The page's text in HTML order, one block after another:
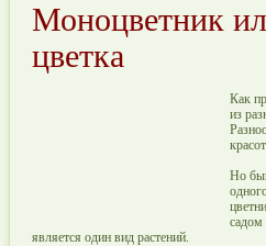
Моноцветник
цветка
Как
из
Но
садом
является один вид растений.